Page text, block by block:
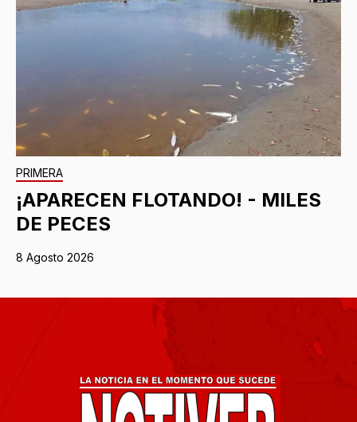
PRIMERA
¡APARECEN FLOTANDO! - MILES
DE PECES
8 Agosto 2026